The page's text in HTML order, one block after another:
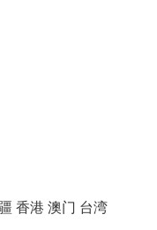
香港 澳门 台湾